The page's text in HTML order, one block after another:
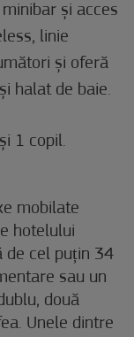
și acces
linie
și oferă
halat de baie.
1 copil.
mobilate
hotelului
de cel puțin 34
sau un
două
Unele dintre